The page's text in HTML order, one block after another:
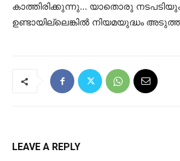
കാത്തിരിക്കുന്നു… യാതൊരു
ഉണ്ടായില്ലെങ്കിൽ നിയമയുദ്ധം അടുത്ത
LEAVE A REPLY